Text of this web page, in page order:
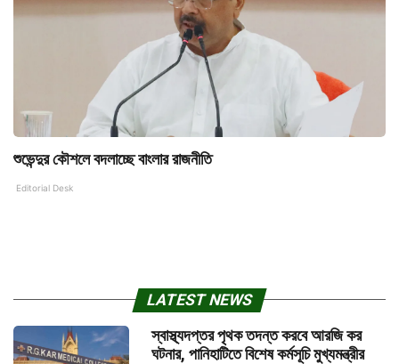
শুভেন্দুর কৌশলে বদলাচ্ছে বাংলার রাজনীতি
Editorial Desk
LATEST NEWS
স্বাস্থ্যদপ্তর পৃথক তদন্ত করবে আরজি কর
ঘটনার, পানিহাটিতে বিশেষ কর্মসূচি মুখ্যমন্ত্রীর